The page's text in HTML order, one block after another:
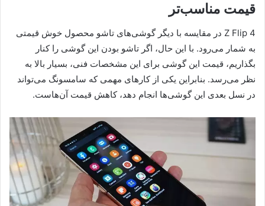
قیمت مناسب‌تر
Z Flip 4 در مقایسه با دیگر گوشی‌های تاشو محصول خوش قیمتی
به شمار می‌رود. با این حال، اگر تاشو بودن این گوشی را کنار
بگذاریم، قیمت این گوشی برای این مشخصات فنی، بسیار بالا به
نظر می‌رسد. بنابراین یکی از کارهای مهمی که سامسونگ می‌تواند
در نسل بعدی این گوشی‌ها انجام دهد، کاهش قیمت آن‌هاست.